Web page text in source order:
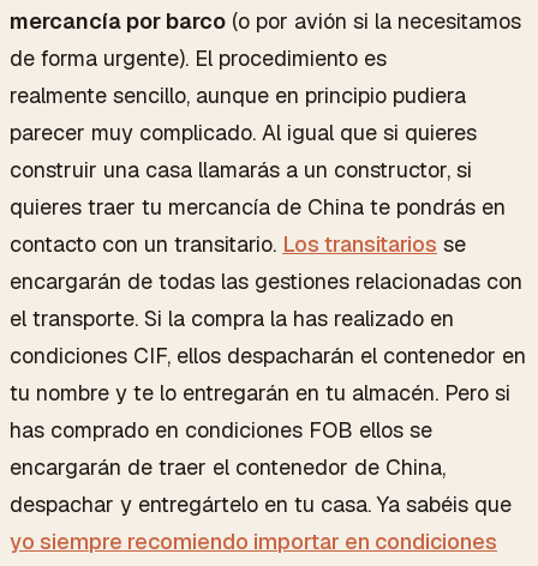
mercancía por barco (o por avión si la necesitamos
de forma urgente). El procedimiento es
realmente sencillo, aunque en principio pudiera
parecer muy complicado. Al igual que si quieres
construir una casa llamarás a un constructor, si
quieres traer tu mercancía de China te pondrás en
contacto con un transitario. Los transitarios se
encargarán de todas las gestiones relacionadas con
el transporte. Si la compra la has realizado en
condiciones CIF, ellos despacharán el contenedor en
tu nombre y te lo entregarán en tu almacén. Pero si
has comprado en condiciones FOB ellos se
encargarán de traer el contenedor de China,
despachar y entregártelo en tu casa. Ya sabéis que
yo siempre recomiendo importar en condiciones